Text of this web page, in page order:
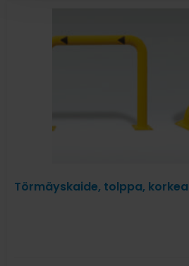
Törmäyskaide, tolppa,